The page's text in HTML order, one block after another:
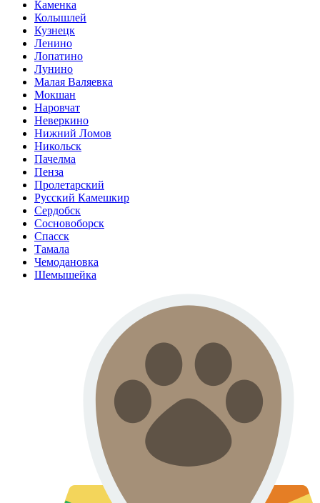
Каменка
Колышлей
Кузнецк
Ленино
Лопатино
Лунино
Малая Валяевка
Мокшан
Наровчат
Неверкино
Нижний Ломов
Никольск
Пачелма
Пенза
Пролетарский
Русский Камешкир
Сердобск
Сосновоборск
Спасск
Тамала
Чемодановка
Шемышейка